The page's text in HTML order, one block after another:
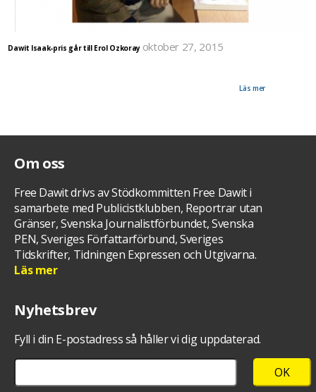
Dawit Isaak-pris går till Erol Ozkoray oktober 27, 2015
att påminna om den fängslade svensk-eritreanske journalisten Dawit Isaak.Läs mer
Om oss
Free Dawit drivs av Stödkommitten Free Dawit i
samarbete med Publicistklubben, Reportrar utan
Gränser, Svenska Journalistförbundet, Svenska
PEN, Sveriges Författarförbund, Sveriges
Tidskrifter, Tidningen Expressen och Utgivarna.
Läs mer
Nyhetsbrev
Fyll i din E-postadress så håller vi dig uppdaterad.